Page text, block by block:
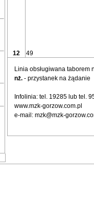
12 49
Linia obsługiwana taborem
nż. - przystanek na żądanie
Infolinia: tel. 19285 lub tel.
www.mzk-gorzow.com.pl
e-mail: mzk@mzk-